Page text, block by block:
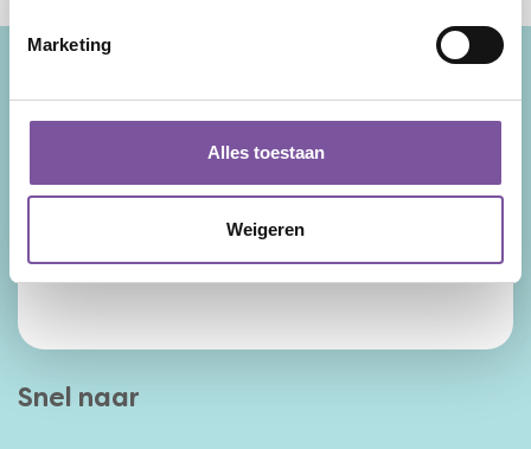
Marketing
Alles toestaan
Weigeren
Wij zijn Silverein, ouderenzorgorganisatie in
de provincie Utrecht met als kernexpertise
zorg thuis, verpleeghuiszorg en geriatrische
draad door onze zorg en ondersteuning.
Facebook
LinkedInInstagram
YouTube
Snel naar